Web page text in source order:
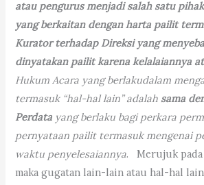
atau pengurus menjadi salah satu
yang berkaitan dengan harta pailit
Kurator terhadap Direksi yang
dinyatakan pailit karena kelalaiannya
Hukum Acara yang berlakudalam
termasuk “hal-hal lain” adalah sama
Perdata yang berlaku bagi perkara
pernyataan pailit termasuk mengenai
waktu penyelesaiannya. Merujuk pada
maka gugatan lain-lain atau hal-hal